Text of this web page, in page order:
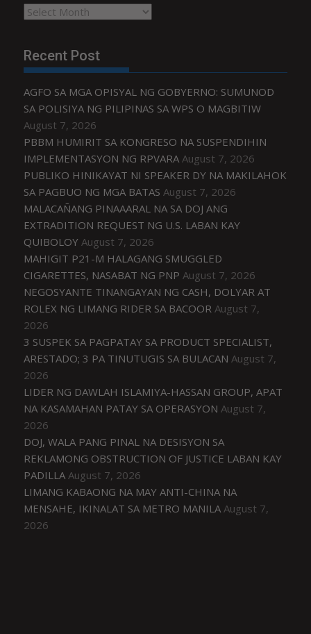
Archives
Recent Post
AGFO SA MGA OPISYAL NG GOBYERNO: SUMUNOD
SA POLISIYA NG PILIPINAS SA WPS O MAGBITIW
August 7, 2026
PBBM HUMIRIT SA KONGRESO NA SUSPENDIHIN
IMPLEMENTASYON NG RPVARA August 7, 2026
PUBLIKO HINIKAYAT NI SPEAKER DY NA MAKILAHOK
SA PAGBUO NG MGA BATAS August 7, 2026
MALACAÑANG PINAAARAL NA SA DOJ ANG
EXTRADITION REQUEST NG U.S. LABAN KAY
QUIBOLOY August 7, 2026
MAHIGIT P21-M HALAGANG SMUGGLED
CIGARETTES, NASABAT NG PNP August 7, 2026
NEGOSYANTE TINANGAYAN NG CASH, DOLYAR AT
ROLEX NG LIMANG RIDER SA BACOOR August 7,
2026
3 SUSPEK SA PAGPATAY SA PRODUCT SPECIALIST,
ARESTADO; 3 PA TINUTUGIS SA BULACAN August 7,
2026
LIDER NG DAWLAH ISLAMIYA-HASSAN GROUP, APAT
NA KASAMAHAN PATAY SA OPERASYON August 7,
2026
DOJ, WALA PANG PINAL NA DESISYON SA
REKLAMONG OBSTRUCTION OF JUSTICE LABAN KAY
PADILLA August 7, 2026
LIMANG KABAONG NA MAY ANTI-CHINA NA
MENSAHE, IKINALAT SA METRO MANILA August 7,
2026